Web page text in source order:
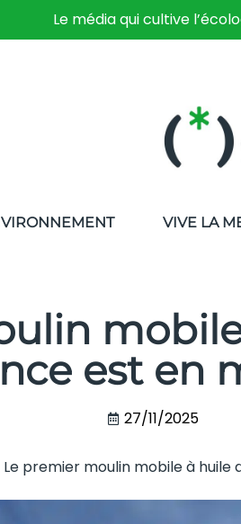
Le média qui cultive
VIVE LA
est en
27/11/2025
Le premier moulin mobile à huile